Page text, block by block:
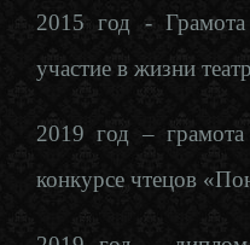
2015 год - Грамота
участие в жизни
2019 год –
конкурсе чтецов